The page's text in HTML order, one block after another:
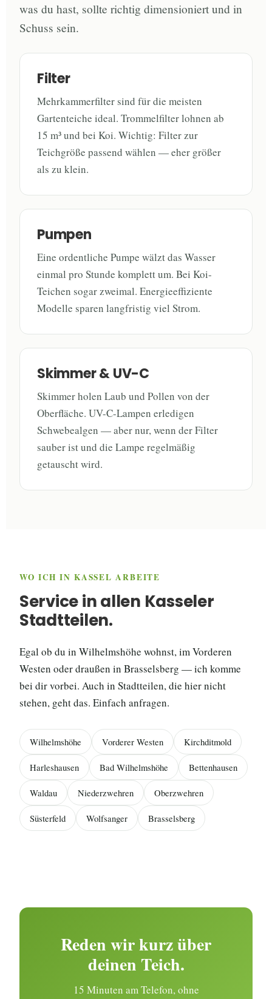
was du hast, sollte richtig dimensioniert und in
Schuss sein.
Filter
Mehrkammerfilter sind für die meisten
Gartenteiche ideal. Trommelfilter lohnen ab
15 m³ und bei Koi. Wichtig: Filter zur
Teichgröße passend wählen — eher größer
als zu klein.
Pumpen
Eine ordentliche Pumpe wälzt das Wasser
einmal pro Stunde komplett um. Bei Koi-
Teichen sogar zweimal. Energieeffiziente
Modelle sparen langfristig viel Strom.
Skimmer & UV-C
Skimmer holen Laub und Pollen von der
Oberfläche. UV-C-Lampen erledigen
Schwebealgen — aber nur, wenn der Filter
sauber ist und die Lampe regelmäßig
getauscht wird.
WO ICH IN KASSEL ARBEITE
Service in allen Kasseler
Stadtteilen.
Egal ob du in Wilhelmshöhe wohnst, im Vorderen
Westen oder draußen in Brasselsberg — ich komme
bei dir vorbei. Auch in Stadtteilen, die hier nicht
stehen, geht das. Einfach anfragen.
Wilhelmshöhe Vorderer Westen Kirchditmold
Harleshausen Bad Wilhelmshöhe Bettenhausen
Waldau Niederzwehren Oberzwehren
Süsterfeld Wolfsanger Brasselsberg
Reden wir kurz über
deinen Teich.
15 Minuten am Telefon, ohne